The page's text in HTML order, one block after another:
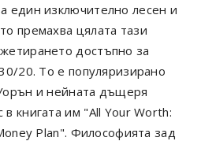
един изключително лесен и
премахва цялата тази
достъпно за
20. То е популяризирано
и нейната дъщеря
книгата им "All Your Worth:
Plan". Философията зад